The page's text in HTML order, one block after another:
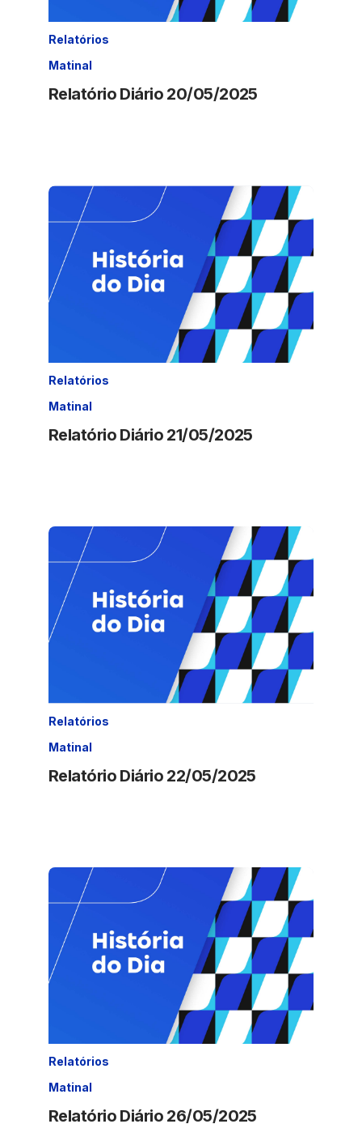
Relatórios
Matinal
Relatório Diário 20/05/2025
Relatórios
Matinal
Relatório Diário 21/05/2025
Relatórios
Matinal
Relatório Diário 22/05/2025
Relatórios
Matinal
Relatório Diário 26/05/2025